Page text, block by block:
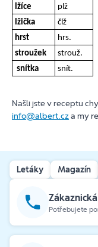
lžíce plž
lžička
člž
hrst
hrs.
stroužek
strouž.
snítka
snít.
Našli jste v receptu
info@albert.cza my
Letáky Magazín
Potřebujete